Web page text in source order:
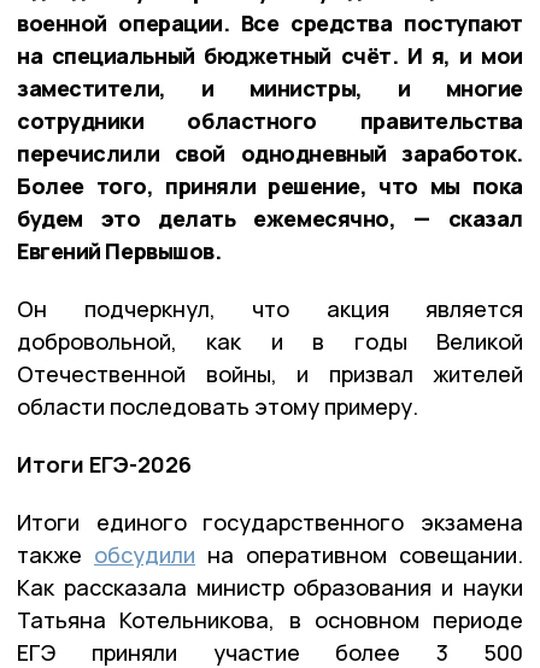
военной операции. Все средства поступают
на специальный бюджетный счёт. И я, и мои
заместители, и министры, и многие
сотрудники областного правительства
перечислили свой однодневный заработок.
Более того, приняли решение, что мы пока
будем это делать ежемесячно, — сказал
Евгений Первышов.
Он подчеркнул, что акция является
добровольной, как и в годы Великой
Отечественной войны, и призвал жителей
области последовать этому примеру.
Итоги ЕГЭ-2026
Итоги единого государственного экзамена
также обсудили на оперативном совещании.
Как рассказала министр образования и науки
Татьяна Котельникова, в основном периоде
ЕГЭ приняли участие более 3 500